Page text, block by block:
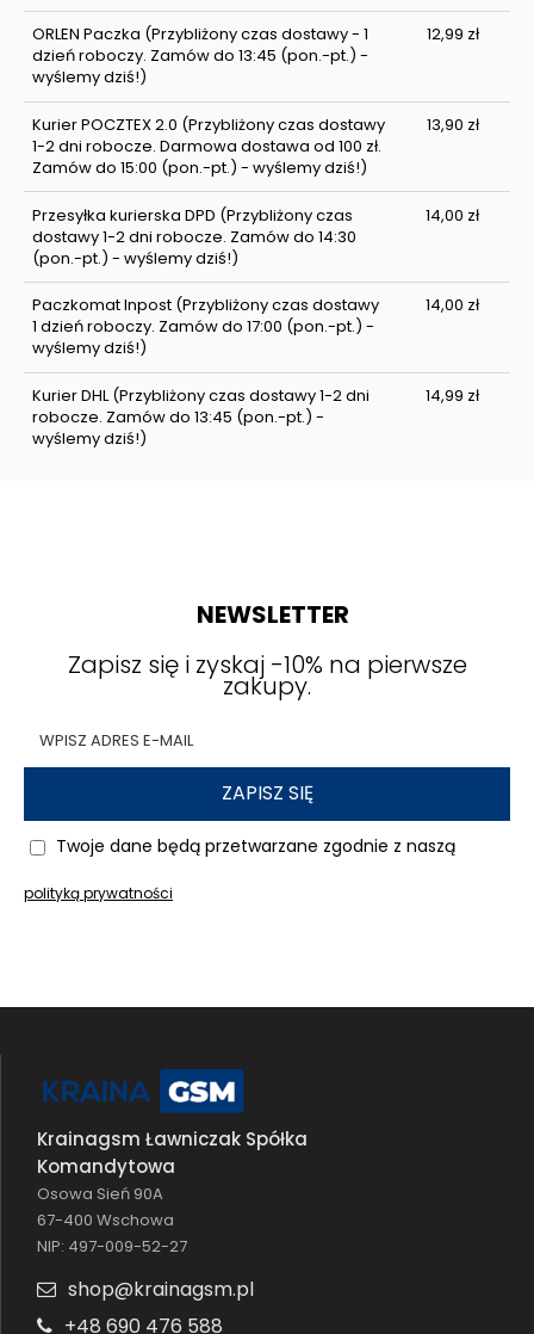
ORLEN Paczka (Przybliżony czas dostawy - 1
dzień roboczy. Zamów do 13:45 (pon.-pt.) -
wyślemy dziś!)
12,99 zł
Kurier POCZTEX 2.0 (Przybliżony czas dostawy
1-2 dni robocze. Darmowa dostawa od 100 zł.
Zamów do 15:00 (pon.-pt.) - wyślemy dziś!)
13,90 zł
Przesyłka kurierska DPD (Przybliżony czas
dostawy 1-2 dni robocze. Zamów do 14:30
(pon.-pt.) - wyślemy dziś!)
14,00 zł
Paczkomat Inpost(Przybliżony czas dostawy
1 dzień roboczy. Zamów do 17:00 (pon.-pt.) -
wyślemy dziś!)
14,00 zł
Kurier DHL(Przybliżony czas dostawy 1-2 dni
robocze. Zamów do 13:45 (pon.-pt.) -
wyślemy dziś!)
14,99 zł
NEWSLETTER
Zapisz się i zyskaj -10% na pierwsze
zakupy.
ZAPISZ SIĘ
Twoje dane będą przetwarzane zgodnie z naszą
polityką prywatności
Krainagsm Ławniczak Spółka
Komandytowa
Osowa Sień 90A
67-400 Wschowa
NIP: 497-009-52-27
shop@krainagsm.pl
+48 690 476 588